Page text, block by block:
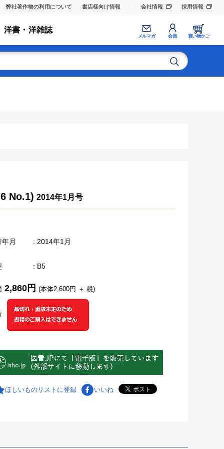
弊社著作物の利用について 書店様向け情報 会社情報 採用情報
洋書・洋雑誌
メルマガ 会員 買い物かご
No.1) 2014年1月号
月 : 2014年1月
: B5
2,860円 (本体2,600円 ＋ 税)
ほしいものリストに登録 いいね